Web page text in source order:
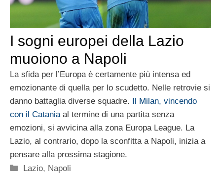
I sogni europei della Lazio
muoiono a Napoli
La sfida per l’Europa è certamente più intensa ed
emozionante di quella per lo scudetto. Nelle retrovie si
danno battaglia diverse squadre. Il Milan, vincendo
con il Cataniaal termine di una partita senza
emozioni, si avvicina alla zona Europa League. La
Lazio, al contrario, dopo la sconfitta a Napoli, inizia a
pensare alla prossima stagione.
Categorie
Lazio, Napoli